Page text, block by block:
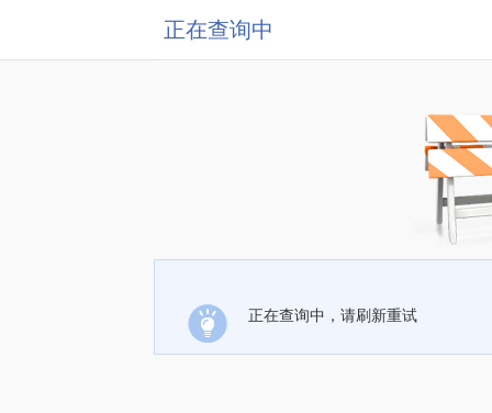
正在查询中
正在查询中，请刷新重试